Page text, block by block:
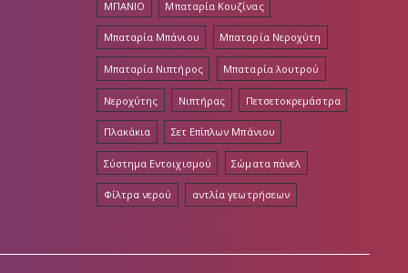
ΜΠΑΝΙΟ Μπαταρία Κουζίνας
Μπαταρία Μπάνιου Μπαταρία Νεροχύτη
Μπαταρία Νιπτήρος Μπαταρία λουτρού
Νεροχύτης Νιπτήρας Πετσετοκρεμάστρα
Πλακάκια Σετ Επίπλων Μπάνιου
Σύστημα Εντοιχισμού Σώματα πάνελ
Φίλτρα νερού αντλία γεωτρήσεων